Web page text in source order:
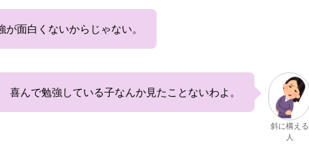
が面白くないからじゃない。
喜んで勉強している子なんか見たことないわよ。
斜に構える
人